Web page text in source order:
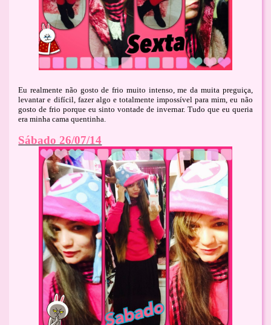
Eu realmente não gosto de frio muito intenso, me da muita preguiça,
levantar e difícil, fazer algo e totalmente impossível para mim, eu não
gosto de frio porque eu sinto vontade de invernar. Tudo que eu queria
era minha cama quentinha.
Sábado 26/07/14